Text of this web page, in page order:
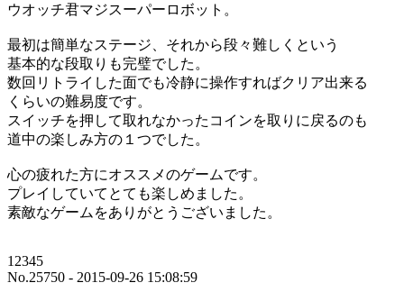
ウオッチ君マジスーパーロボット。
最初は簡単なステージ、それから段々難しくという
基本的な段取りも完璧でした。
数回リトライした面でも冷静に操作すればクリア出来る
くらいの難易度です。
スイッチを押して取れなかったコインを取りに戻るのも
道中の楽しみ方の１つでした。
心の疲れた方にオススメのゲームです。
プレイしていてとても楽しめました。
素敵なゲームをありがとうございました。
12345
No.25750 - 2015-09-26 15:08:59